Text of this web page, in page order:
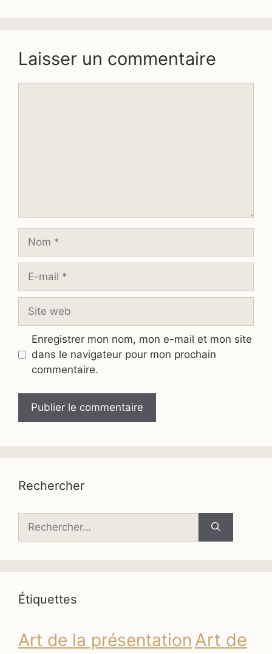
Laisser un commentaire
Nom
Site
Enregistrer mon nom, mon e-mail et mon site
dans le navigateur pour mon prochain
commentaire.
Rechercher
Étiquettes
Art de la présentation Art de